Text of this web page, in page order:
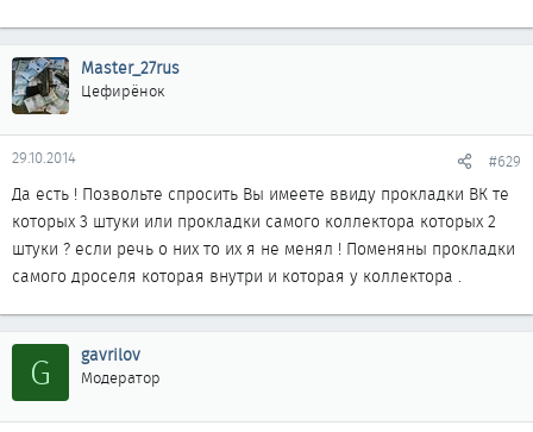
Master_27rus
Цефирёнок
29.10.2014 #629
Да есть ! Позвольте спросить Вы имеете ввиду прокладки ВК те
которых 3 штуки или прокладки самого коллектора которых 2
штуки ? если речь о них то их я не менял ! Поменяны прокладки
самого дроселя которая внутри и которая у коллектора .
G gavrilov
Модератор